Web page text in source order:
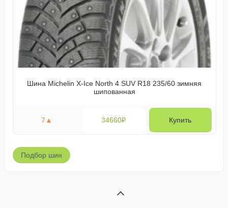
Шина Michelin X-Ice North 4 SUV R18 235/60 зимняя
шипованная
7 ▲ 34660₽ Купить
Подбор шин